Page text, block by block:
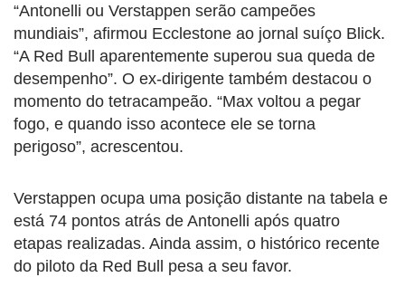
“Antonelli ou Verstappen serão campeões
mundiais”, afirmou Ecclestone ao jornal suíço Blick.
“A Red Bull aparentemente superou sua queda de
desempenho”. O ex-dirigente também destacou o
momento do tetracampeão. “Max voltou a pegar
fogo, e quando isso acontece ele se torna
perigoso”, acrescentou.
Verstappen ocupa uma posição distante na tabela e
está 74 pontos atrás de Antonelli após quatro
etapas realizadas. Ainda assim, o histórico recente
do piloto da Red Bull pesa a seu favor.